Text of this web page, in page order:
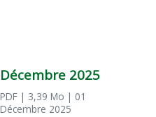
Décembre 2025
PDF | 3,39 Mo | 01
Décembre 2025